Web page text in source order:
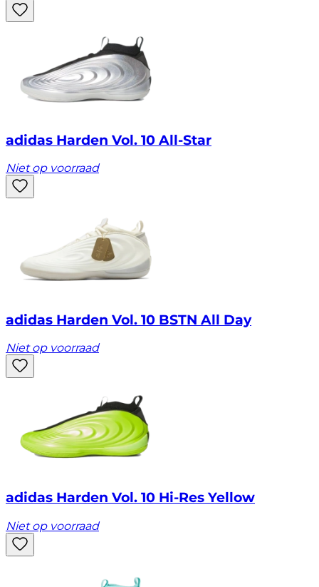
adidas Harden Vol. 10 All-Star
Niet op voorraad
adidas Harden Vol. 10 BSTN All Day
Niet op voorraad
adidas Harden Vol. 10 Hi-Res Yellow
Niet op voorraad